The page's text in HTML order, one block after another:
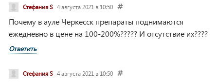
Стефания S 4 августа 2021 в 10:50
Почему в ауле Черкесск препараты поднимаются
ежедневно в цене на 100-200%????? И отсутствие их????
Ответить
Стефания S 4 августа 2021 в 10:50